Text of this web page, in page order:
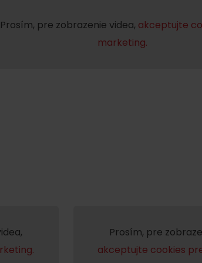
Prosím, pre zobrazenie videa, akceptujte
marketing.
Prosím, pre
akceptujte cookies